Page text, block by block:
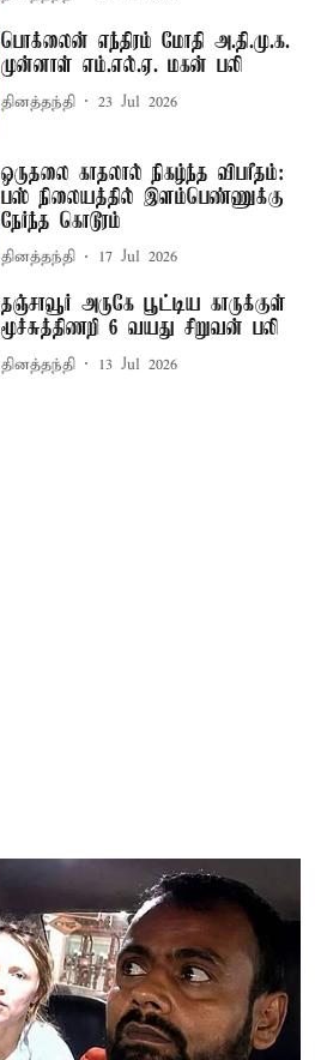
பொக்லைன் எந்திரம் மோதி அ.தி.மு.க.
முன்னாள் எம்.எல்.ஏ. மகன் பலி
தினத்தந்தி 23 Jul 2026
ஒருதலை காதலால் நிகழ்ந்த விபரீதம்:
பஸ் நிலையத்தில் இளம்பெண்ணுக்கு
நேர்ந்த கொடூரம்
தினத்தந்தி 17 Jul 2026
தஞ்சாவூர் அருகே பூட்டிய காருக்குள்
மூச்சுத்திணறி 6 வயது சிறுவன் பலி
தினத்தந்தி 13 Jul 2026